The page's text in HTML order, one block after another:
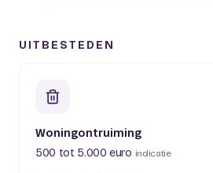
UITBESTEDEN
Woningontruiming
500 tot 5.000 euro indicatie